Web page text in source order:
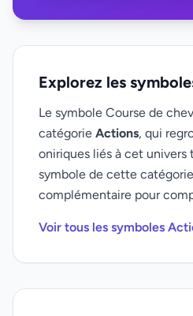
Explorez les
Le symbole Course de
catégorie Actions, qui
oniriques liés à cet univers
symbole de cette
complémentaire pour
Voir tous les symboles